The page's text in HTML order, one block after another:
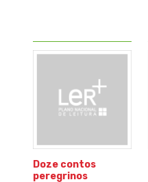
Doze contos
peregrinos